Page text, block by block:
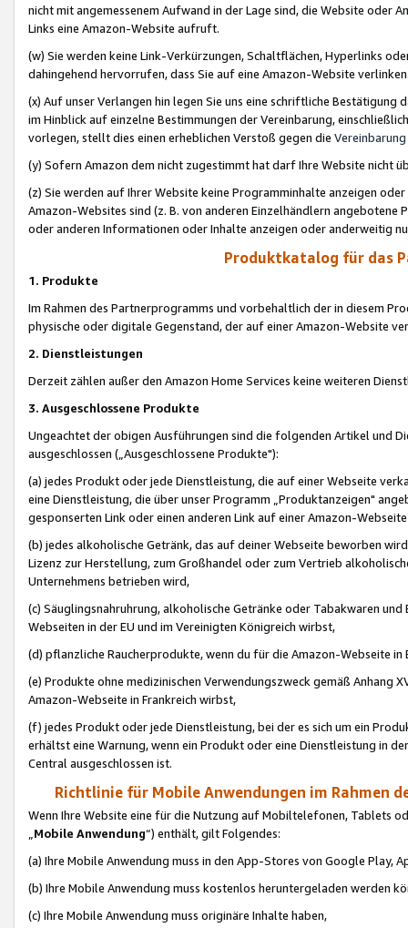
nicht mit angemessenem Aufwand in der Lage sind, die Website oder
Links eine Amazon-Website aufruft.
(w) Sie werden keine Link-Verkürzungen, Schaltflächen, Hyperlinks
dahingehend hervorrufen, dass Sie auf eine Amazon-Website
(x) Auf unser Verlangen hin legen Sie uns eine schriftliche
im Hinblick auf einzelne Bestimmungen der Vereinbarung,
vorlegen, stellt dies einen erheblichen Verstoß gegen die Vereinbarung
(y) Sofern Amazon dem nicht zugestimmt hat darf Ihre Website nicht
(z) Sie werden auf Ihrer Website keine Programminhalte anzeigen
Amazon-Websites sind (z. B. von anderen Einzelhändlern
oder anderen Informationen oder Inhalte anzeigen oder anderweitig
Produktkatalog für das
1. Produkte
Im Rahmen des Partnerprogramms und vorbehaltlich der in diesem
physische oder digitale Gegenstand, der auf einer Amazon-Website
2. Dienstleistungen
Derzeit zählen außer den Amazon Home Services keine weiteren
3. Ausgeschlossene Produkte
Ungeachtet der obigen Ausführungen sind die folgenden Artikel und
ausgeschlossen („Ausgeschlossene Produkte"):
(a) jedes Produkt oder jede Dienstleistung, die auf einer Webseite
eine Dienstleistung, die über unser Programm „Produktanzeigen"
gesponserten Link oder einen anderen Link auf einer Amazon-
(b) jedes alkoholische Getränk, das auf deiner Webseite beworben
Lizenz zur Herstellung, zum Großhandel oder zum Vertrieb
Unternehmens betrieben wird,
(c) Säuglingsnahruhrung, alkoholische Getränke oder Tabakwaren
Webseiten in der EU und im Vereinigten Königreich wirbst,
(d) pflanzliche Raucherprodukte, wenn du für die Amazon-Webseite in
(e) Produkte ohne medizinischen Verwendungszweck gemäß Anhang
Amazon-Webseite in Frankreich wirbst,
(f) jedes Produkt oder jede Dienstleistung, bei der es sich um ein
erhältst eine Warnung, wenn ein Produkt oder eine Dienstleistung in
Central ausgeschlossen ist.
Richtlinie für Mobile Anwendungen im Rahmen
Wenn Ihre Website eine für die Nutzung auf Mobiltelefonen, Tablets
„Mobile Anwendung“) enthält, gilt Folgendes:
(a) Ihre Mobile Anwendung muss in den App-Stores von Google Play,
(b) Ihre Mobile Anwendung muss kostenlos heruntergeladen werden
(c) Ihre Mobile Anwendung muss originäre Inhalte haben,